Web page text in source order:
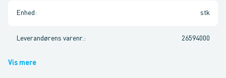
Enhed : stk
Leverandørens varenr. : 26594000
Vis mere